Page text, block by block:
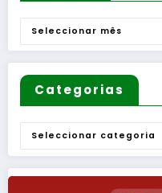
Arquivo
Categorias
Categorias